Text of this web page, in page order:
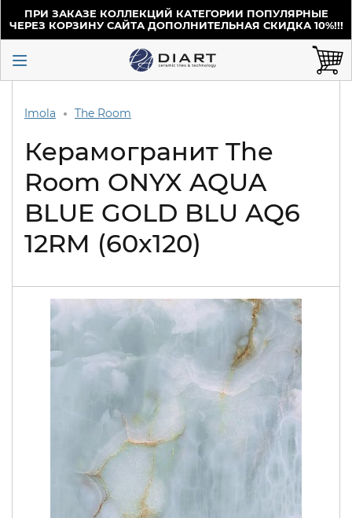
ПРИ ЗАКАЗЕ КОЛЛЕКЦИЙ КАТЕГОРИИ ПОПУЛЯРНЫЕ
ЧЕРЕЗ КОРЗИНУ САЙТА ДОПОЛНИТЕЛЬНАЯ СКИДКА 10%!!!
Imola The Room
Керамогранит The
Room ONYX AQUA
BLUE GOLD BLU AQ6
12RM (60x120)